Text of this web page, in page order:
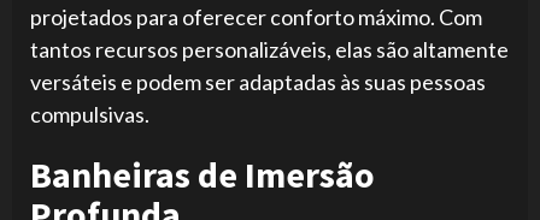
projetados para oferecer conforto máximo. Com
tantos recursos personalizáveis, elas são altamente
versáteis e podem ser adaptadas às suas pessoas
compulsivas.
Banheiras de Imersão